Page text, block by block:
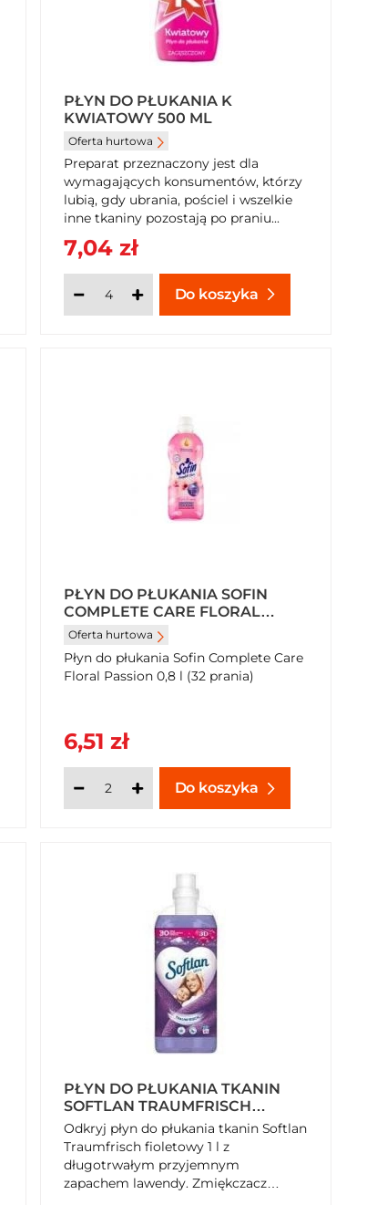
PŁYN DO PŁUKANIA K
KWIATOWY 500 ML
Oferta hurtowa
Preparat przeznaczony jest dla
wymagających konsumentów, którzy
lubią, gdy ubrania, pościel i wszelkie
inne tkaniny pozostają po praniu...
7,04 zł
Do koszyka
PŁYN DO PŁUKANIA SOFIN
COMPLETE CARE FLORAL
PASSION 0,8 L (32 PRANIA)
Oferta hurtowa
Płyn do płukania Sofin Complete Care
Floral Passion 0,8 l (32 prania)
6,51 zł
Do koszyka
PŁYN DO PŁUKANIA TKANIN
SOFTLAN TRAUMFRISCH
FIOLETOWY 1 L
Odkryj płyn do płukania tkanin Softlan
Traumfrisch fioletowy 1 l z
długotrwałym przyjemnym
zapachem lawendy. Zmiękczacz